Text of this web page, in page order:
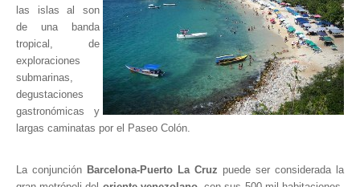
Parque Nacional Península de Paria
Parque Nacional Sierra Nevada
Parque Nacional Cinaruco-Capanaparo
Parque Nacional Parima-Tapirapeco
Parque Nacional Jaua-Sarisariñama
Ecoturismo en Venezuela
las islas al son
de una banda
tropical, de
exploraciones
submarinas,
degustaciones
gastronómicas y
largas caminatas por el Paseo Colón.
La conjunción Barcelona-Puerto La Cruz puede ser considerada la